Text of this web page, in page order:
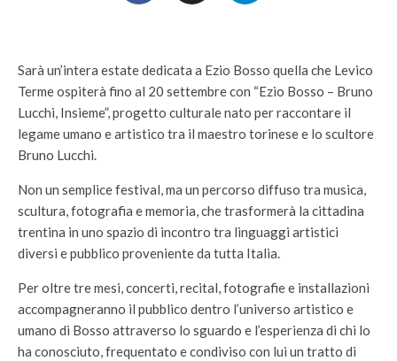
Sarà un’intera estate dedicata a Ezio Bosso quella che Levico
Terme ospiterà fino al 20 settembre con “Ezio Bosso – Bruno
Lucchi, Insieme”, progetto culturale nato per raccontare il
legame umano e artistico tra il maestro torinese e lo scultore
Bruno Lucchi.
Non un semplice festival, ma un percorso diffuso tra musica,
scultura, fotografia e memoria, che trasformerà la cittadina
trentina in uno spazio di incontro tra linguaggi artistici
diversi e pubblico proveniente da tutta Italia.
Per oltre tre mesi, concerti, recital, fotografie e installazioni
accompagneranno il pubblico dentro l’universo artistico e
umano di Bosso attraverso lo sguardo e l’esperienza di chi lo
ha conosciuto, frequentato e condiviso con lui un tratto di